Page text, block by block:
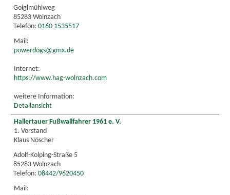
Goiglmühlweg
85283 Wolnzach
Telefon: 0160 1535517
Mail:
powerdogs@gmx.de
Internet:
https://www.hag-wolnzach.com
weitere Information:
Detailansicht
Hallertauer Fußwallfahrer 1961 e. V.
1. Vorstand
Klaus Nöscher
Adolf-Kolping-Straße 5
85283 Wolnzach
Telefon: 08442/9620450
Mail: